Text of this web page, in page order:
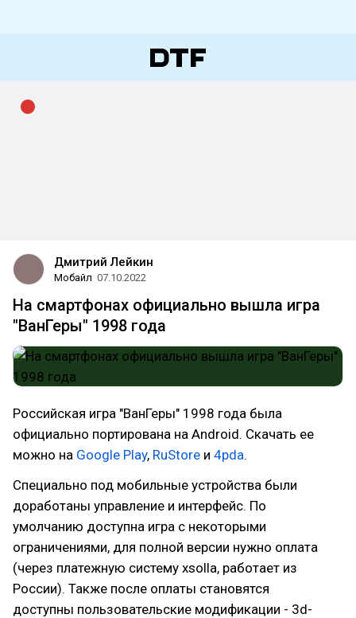
Дмитрий Лейкин
Мобайл 07.10.2022
На смартфонах официально вышла игра
"ВанГеры" 1998 года
Российская игра "ВанГеры" 1998 года была
официально портирована на Android. Скачать ее
можно на Google Play, RuStore и 4pda.
Специально под мобильные устройства были
доработаны управление и интерфейс. По
умолчанию доступна игра с некоторыми
ограничениями, для полной версии нужно оплата
(через платежную систему xsolla, работает из
России). Также после оплаты становятся
доступны пользовательские модификации - 3d-